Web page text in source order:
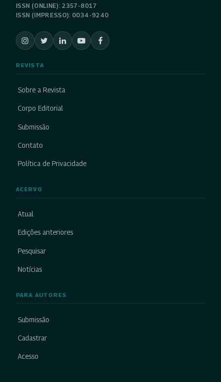
ISSN (ONLINE): 2357-8017
ISSN (IMPRESSO): 0034-9240
REVISTA
Sobre a Revista
Corpo Editorial
Submissão
Contato
Política de Privacidade
ACERVO
Atual
Edições anteriores
Pesquisar
Notícias
PARA AUTORES
Submissão
Cadastrar
Acesso